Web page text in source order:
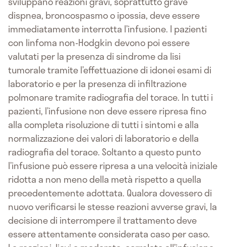
dispnea, broncospasmo o ipossia, deve essere
immediatamente interrotta l’infusione. I pazienti
con linfoma non-Hodgkin devono poi essere
valutati per la presenza di sindrome da lisi
tumorale tramite l’effettuazione di idonei esami di
laboratorio e per la presenza di infiltrazione
polmonare tramite radiografia del torace. In tutti i
pazienti, l’infusione non deve essere ripresa fino
alla completa risoluzione di tutti i sintomi e alla
normalizzazione dei valori di laboratorio e della
radiografia del torace. Soltanto a questo punto
l’infusione può essere ripresa a una velocità iniziale
ridotta a non meno della metà rispetto a quella
precedentemente adottata. Qualora dovessero di
nuovo verificarsi le stesse reazioni avverse gravi, la
decisione di interrompere il trattamento deve
essere attentamente considerata caso per caso.